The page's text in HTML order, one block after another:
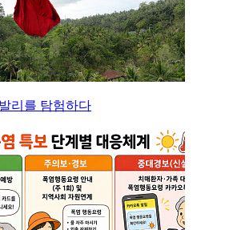
리를 탐험하다